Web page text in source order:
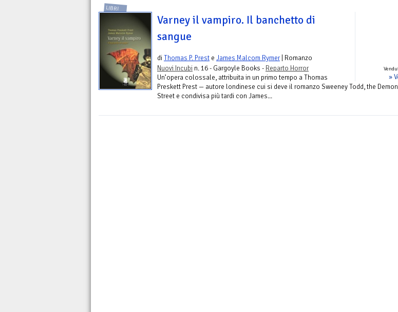
»
LIBRI
Varney il vampiro. Il banchetto di
sangue
diThomas P. Prest e James Malcom Rymer| Romanzo
Nuovi Incubi n. 16 - Gargoyle Books - Reparto Horror
Un’opera colossale, attribuita in un primo tempo a Thomas
Preskett Prest — autore londinese cui si deve il romanzo Sweeney Todd, the
Street e condivisa più tardi con James...